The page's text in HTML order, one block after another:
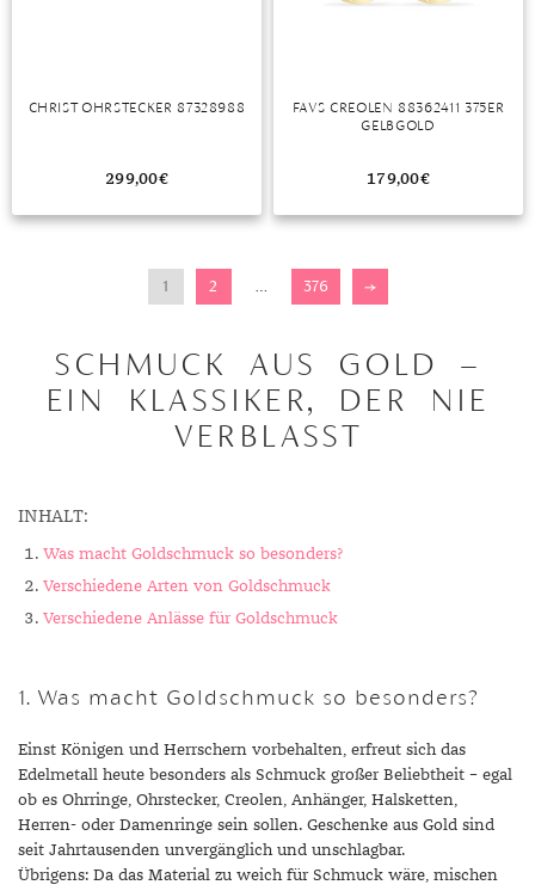
CHRIST OHRSTECKER 87328988
299,00€
FAVS CREOLEN 88362411 375ER
GELBGOLD
179,00€
1 2 … 376 →
SCHMUCK AUS GOLD –
EIN KLASSIKER, DER NIE
VERBLASST
INHALT:
Was macht Goldschmuck so besonders?
Verschiedene Arten von Goldschmuck
Verschiedene Anlässe für Goldschmuck
1. Was macht Goldschmuck so besonders?
Einst Königen und Herrschern vorbehalten, erfreut sich das
Edelmetall heute besonders als Schmuck großer Beliebtheit – egal
ob es Ohrringe, Ohrstecker, Creolen, Anhänger, Halsketten,
Herren- oder Damenringe sein sollen. Geschenke aus Gold sind
seit Jahrtausenden unvergänglich und unschlagbar.
Übrigens: Da das Material zu weich für Schmuck wäre, mischen